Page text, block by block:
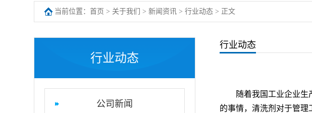
当前位置： 首页 > 关于我们 > 新闻资讯 > 行业动态 > 正文
行业动态
公司新闻
行业动态
随着我国工业企业
的事情，清洗剂对于管理